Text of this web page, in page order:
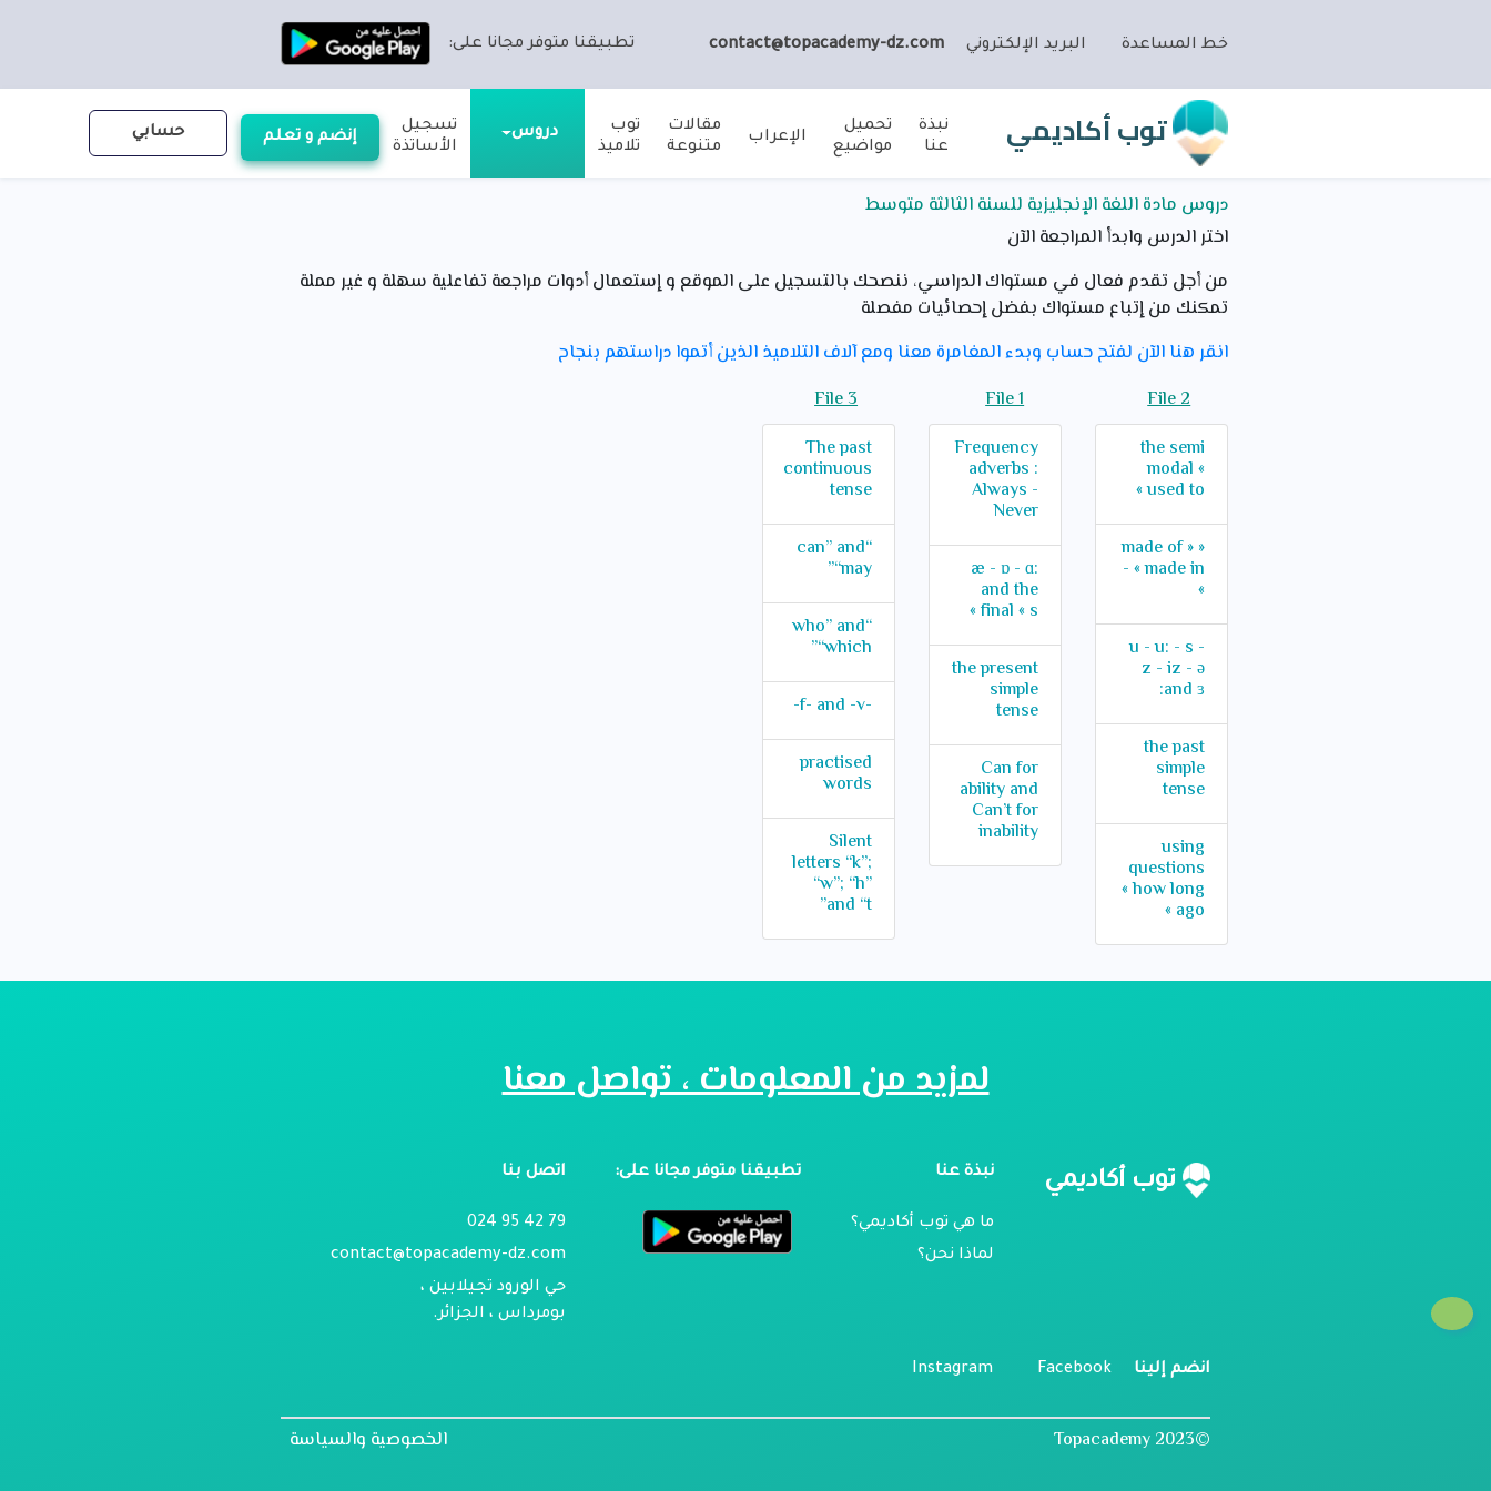
خط المساعدة البريد الإلكتروني contact@topacademy-dz.com تطبيقنا متوفر مجانا على:
توب أكاديمي
نبذة
عنا
تحميل
مواضيع
الإعراب
مقالات
متنوعة
توب
تلاميذ
دروس
تسجيل
الأساتذة
إنضم و تعلم حسابي
دروس مادة اللغة الإنجليزية للسنة الثالثة متوسط
اختر الدرس وابدأ المراجعة الآن
من أجل تقدم فعال في مستواك الدراسي، ننصحك بالتسجيل على الموقع و إستعمال أدوات مراجعة تفاعلية سهلة و غير مملة
تمكنك من إتباع مستواك بفضل إحصائيات مفصلة
انقر هنا الآن لفتح حساب وبدء المغامرة معنا ومع آلاف التلاميذ الذين أتموا دراستهم بنجاح
File 2
the semi
modal «
used to »
« made of »
- « made in
»
u - u: - s -
z - iz - ə
and ɜ:
the past
simple
tense
using
questions
« how long
ago »
File 1
Frequency
adverbs :
Always -
Never
æ - ɒ - ɑ:
and the
final « s »
the present
simple
tense
Can for
ability and
Can’t for
inability
File 3
The past
continuous
tense
“can” and
“may”
“who” and
“which”
-f- and -v-
practised
words
Silent
letters “k”;
“w”; “h”
and “t”
لمزيد من المعلومات ، تواصل معنا
توب أكاديمي نبذة عنا
ما هي توب أكاديمي؟
لماذا نحن؟
تطبيقنا متوفر مجانا على: اتصل بنا
79 42 95 024
contact@topacademy-dz.com
حي الورود تجيلابين ،
بومرداس ، الجزائر.
انضم إلينا Facebook
Instagram
©2023 Topacademy الخصوصية والسياسة